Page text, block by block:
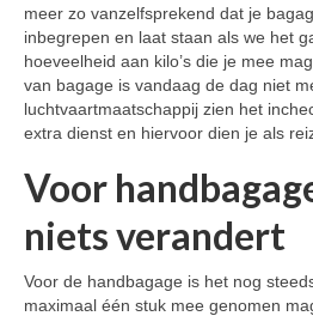
meer zo vanzelfsprekend dat je
inbegrepen en laat staan als we het
hoeveelheid aan kilo’s die je mee
van bagage is vandaag de dag niet
luchtvaartmaatschappij zien het
extra dienst en hiervoor dien je als
Voor
niets verandert
Voor de handbagage is het nog
maximaal één stuk mee genomen